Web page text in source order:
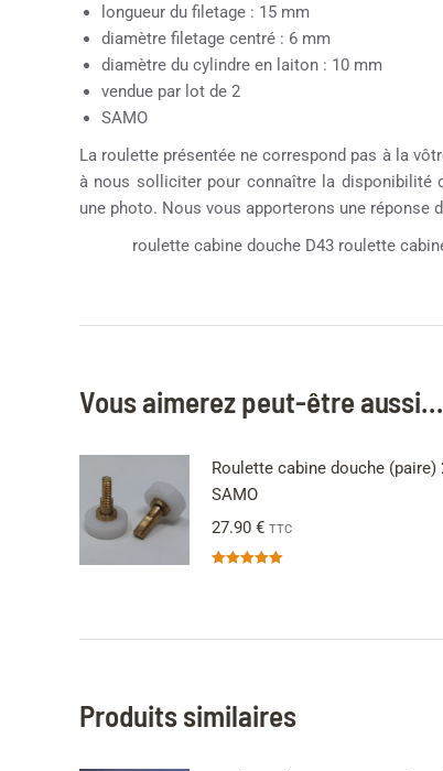
longueur du filetage : 15 mm
diamètre filetage centré : 6 mm
diamètre du cylindre en laiton : 10 mm
vendue par lot de 2
SAMO
La roulette présentée ne correspond pas à la
à nous solliciter pour connaître la disponibilité
une photo. Nous vous apporterons une réponse
roulette cabine douche D43 roulette cabine
Vous aimerez peut-être aussi…
Roulette cabine douche (paire)
SAMO
27.90 € TTC
Produits similaires